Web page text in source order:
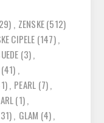
, ZENSKE(512)
CIPELE (147),
(3),
(41) ,
, PEARL (7),
(1),
, GLAM (4),